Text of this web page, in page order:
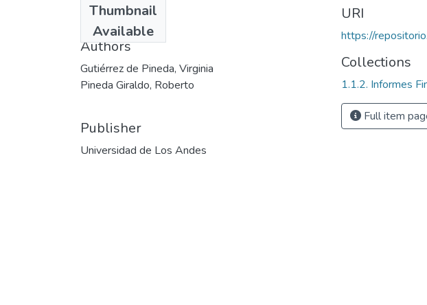
Thumbnail
Available
1999
Authors
Gutiérrez de Pineda, Virginia
Pineda Giraldo, Roberto
Publisher
Universidad de Los Andes
URI
https://
Collections
1.1.2. Informes
Full item